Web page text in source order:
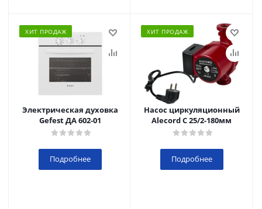
ХИТ ПРОДАЖ
Электрическая духовка
Gefest ДА 602-01
Подробнее
ХИТ ПРОДАЖ
Насос циркуляционный
Alecord C 25/2-180мм
Подробнее